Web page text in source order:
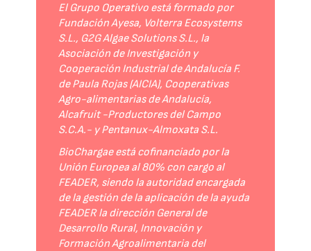
El Grupo Operativo está formado por
Fundación Ayesa, Volterra Ecosystems
S.L., G2G Algae Solutions S.L., la
Asociación de Investigación y
Cooperación Industrial de Andalucía F.
de Paula Rojas (AICIA), Cooperativas
Agro-alimentarias de Andalucía,
Alcafruit -Productores del Campo
S.C.A.- y Pentanux-Almoxata S.L.
BioChargae está cofinanciado por la
Unión Europea al 80% con cargo al
FEADER, siendo la autoridad encargada
de la gestión de la aplicación de la ayuda
FEADER la dirección General de
Desarrollo Rural, Innovación y
Formación Agroalimentaria del